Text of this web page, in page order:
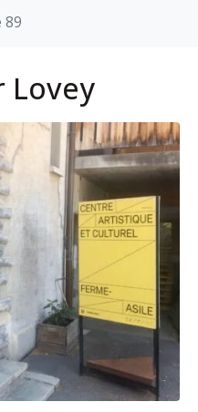
89
Lovey